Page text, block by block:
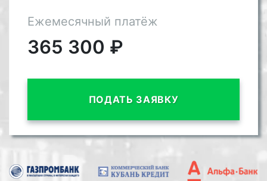
Ежемесячный платёж
365 300 ₽
ПОДАТЬ ЗАЯВКУ